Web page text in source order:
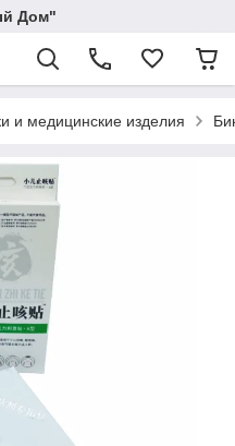
Дом"
и медицинские изделия